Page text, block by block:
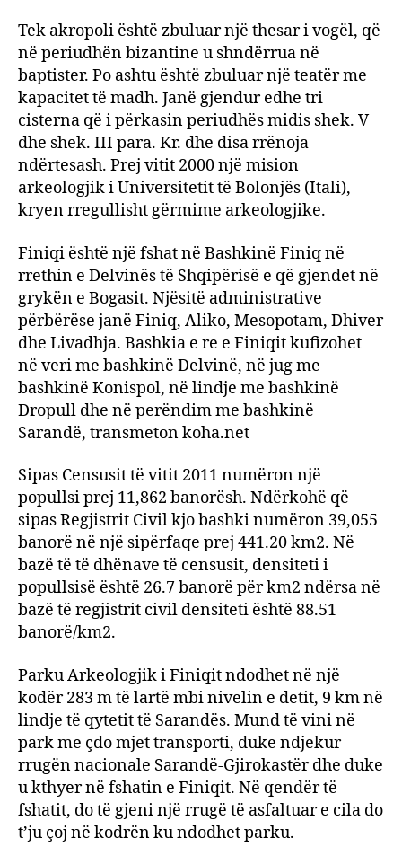
Tek akropoli është zbuluar një thesar i vogël, që
në periudhën bizantine u shndërrua në
baptister. Po ashtu është zbuluar një teatër me
kapacitet të madh. Janë gjendur edhe tri
cisterna që i përkasin periudhës midis shek. V
dhe shek. III para. Kr. dhe disa rrënoja
ndërtesash. Prej vitit 2000 një mision
arkeologjik i Universitetit të Bolonjës (Itali),
kryen rregullisht gërmime arkeologjike.
Finiqi është një fshat në Bashkinë Finiq në
rrethin e Delvinës të Shqipërisë e që gjendet në
grykën e Bogasit. Njësitë administrative
përbërëse janë Finiq, Aliko, Mesopotam, Dhiver
dhe Livadhja. Bashkia e re e Finiqit kufizohet
në veri me bashkinë Delvinë, në jug me
bashkinë Konispol, në lindje me bashkinë
Dropull dhe në perëndim me bashkinë
Sarandë, transmeton koha.net
Sipas Censusit të vitit 2011 numëron një
popullsi prej 11,862 banorësh. Ndërkohë që
sipas Regjistrit Civil kjo bashki numëron 39,055
banorë në një sipërfaqe prej 441.20 km2. Në
bazë të të dhënave të censusit, densiteti i
popullsisë është 26.7 banorë për km2 ndërsa në
bazë të regjistrit civil densiteti është 88.51
banorë/km2.
Parku Arkeologjik i Finiqit ndodhet në një
kodër 283 m të lartë mbi nivelin e detit, 9 km në
lindje të qytetit të Sarandës. Mund të vini në
park me çdo mjet transporti, duke ndjekur
rrugën nacionale Sarandë-Gjirokastër dhe duke
u kthyer në fshatin e Finiqit. Në qendër të
fshatit, do të gjeni një rrugë të asfaltuar e cila do
t’ju çoj në kodrën ku ndodhet parku.